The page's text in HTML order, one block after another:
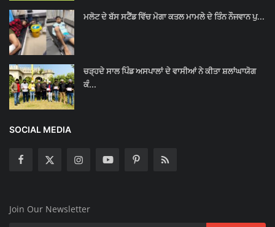
ਮਲੋਟ ਦੇ ਬੱਸ ਸਟੈਂਡ ਵਿੱਚ ਮੋਗਾ ਕਤਲ ਮਾਮਲੇ ਦੇ ਤਿੰਨ ਨੌਜਵਾਨ ਪੁ...
ਚੜ੍ਹਦੇ ਸਾਲ ਪਿੰਡ ਅਸਪਾਲਾਂ ਦੇ ਵਾਸੀਆਂ ਨੇ ਕੀਤਾ ਸ਼ਲਾਂਘਾਯੋਗ
ਕੰ...
SOCIAL MEDIA
Join Our Newsletter